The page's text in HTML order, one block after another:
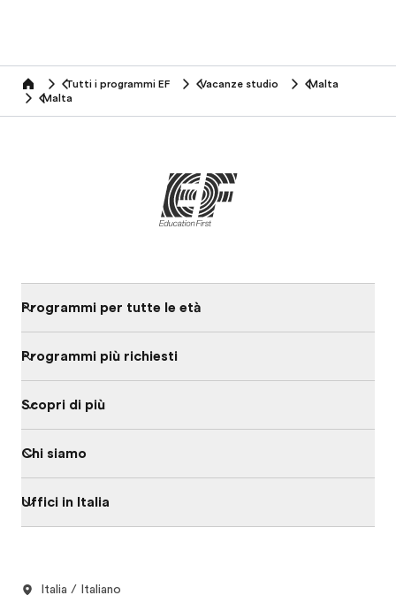
home Tutti i programmi EF Vacanze studio
Malta
Malta
Programmi per tutte le età
Programmi più richiesti
Scopri di più
Chi siamo
Uffici in Italia
Italia / Italiano